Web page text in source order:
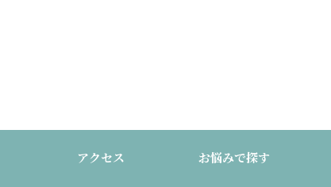
アクセス お悩みで探す